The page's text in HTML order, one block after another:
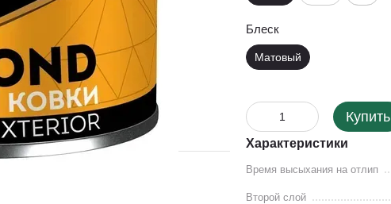
Блеск
Матовый
Купить
Характеристики
Время высыхания на отлип
Второй слой